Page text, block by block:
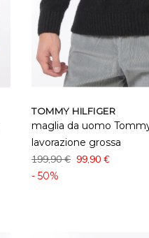
TOMMY HILFIGER
maglia da uomo
lavorazione grossa
199,90 € 99,90 €
- 50%